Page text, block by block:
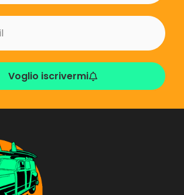
Voglio iscrivermi